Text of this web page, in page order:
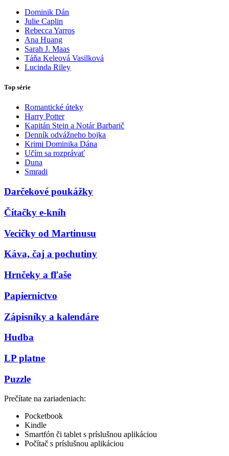
Dominik Dán
Julie Caplin
Rebecca Yarros
Ana Huang
Sarah J. Maas
Táňa Keleová Vasilková
Lucinda Riley
Top série
Romantické úteky
Harry Potter
Kapitán Stein a Notár Barbarič
Denník odvážneho bojka
Krimi Dominika Dána
Učím sa rozprávať
Duna
Smradi
Darčekové poukážky
Čítačky e-kníh
Vecičky od Martinusu
Káva, čaj a pochutiny
Hrnčeky a fľaše
Papiernictvo
Zápisníky a kalendáre
Hudba
LP platne
Puzzle
Prečítate na zariadeniach:
Pocketbook
Kindle
Smartfón či tablet s príslušnou aplikáciou
Počítač s príslušnou aplikáciou